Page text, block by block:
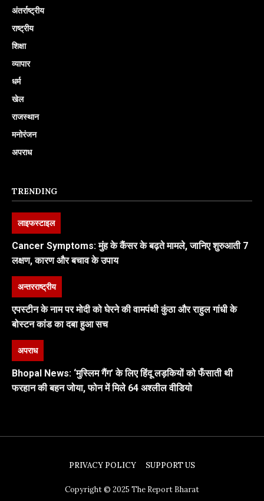
अंतर्राष्ट्रीय
राष्ट्रीय
शिक्षा
व्यापार
धर्म
खेल
राजस्थान
मनोरंजन
अपराध
TRENDING
लाइफस्टाइल
Cancer Symptoms: मुंह के कैंसर के बढ़ते मामले, जानिए शुरुआती 7
लक्षण, कारण और बचाव के उपाय
अन्तरराष्ट्रीय
एपस्टीन के नाम पर मोदी को घेरने की वामपंथी कुंठा और राहुल गांधी के
बोस्टन कांड का दबा हुआ सच
अपराध
Bhopal News: ‘मुस्लिम गैंग’ के लिए हिंदू लड़कियों को फँसाती थी
फरहान की बहन जोया, फोन में मिले 64 अश्लील वीडियो
PRIVACY POLICY SUPPORT US
Copyright © 2025 The Report Bharat